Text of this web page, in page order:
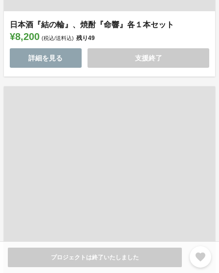
プロジェクトは終了いたしました favorite
日本酒『結の輪』、焼酎『命響』各１本セット
¥8,200 (税込/送料込) 残り49
詳細を見る 支援終了